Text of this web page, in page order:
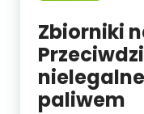
Zbiorniki
paliwem